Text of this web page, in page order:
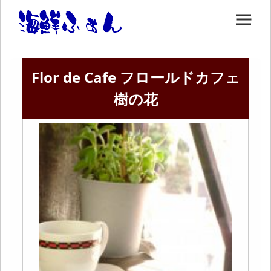
Flor de Cafe フロールドカフェ
樹の花